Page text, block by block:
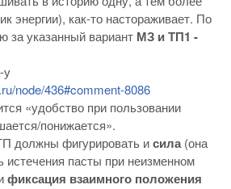
энергии), как-то настораживает. По
за указанный вариант МЗ и ТП1 -
-у
node/436#comment-8086
«удобство при пользовании
понижается».
должны фигурировать исила(она
истечения пасты при неизменном
фиксация взаимного положения